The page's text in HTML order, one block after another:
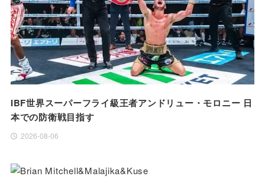
IBF世界スーパーフライ級王者アンドリュー・モロニー 日
本での防衛戦目指す
2026-08-06